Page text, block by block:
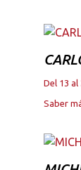
Del 13 al
Saber